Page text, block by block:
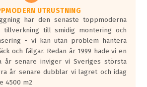
UTRUSTNING
har den senaste toppmoderna
tillverkning till smidig montering och
- vi kan utan problem hantera
och fälgar. Redan år 1999 hade vi en
år senare inviger vi Sveriges största
år senare dubblar vi lagret och idag
4500 m2